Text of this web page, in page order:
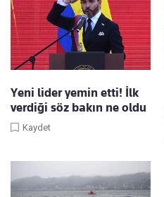
Yeni lider yemin etti! İlk
verdiği söz bakın ne oldu
Kaydet